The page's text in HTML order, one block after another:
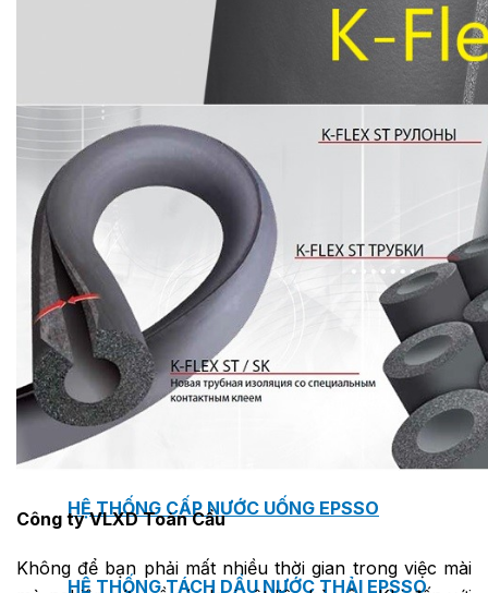
BƠM TRỤC ĐỨNG ĐƠN TẦNG CÁNH INLINE DP
BƠM TRỤC ĐỨNG ĐA TẦNG CÁNH EPSSO
BƠM TRỤC NGANG ĐA TẦNG CÁNH EPSSO
BƠM TRỤC NGANG RỜI TRỤC DSV EPSSO
BƠM CHÌM THOÁT NƯỚC EPSSO
HỆ THỐNG BƠM NÂNG NƯỚC THẢI VỆ SINH
HỆ THỐNG CẤP NƯỚC UỐNG EPSSO
HỆ THỐNG TÁCH DẦU NƯỚC THẢI EPSSO
Công ty VLXD Toàn Cầu
Không để bạn phải mất nhiều thời gian trong việc mài